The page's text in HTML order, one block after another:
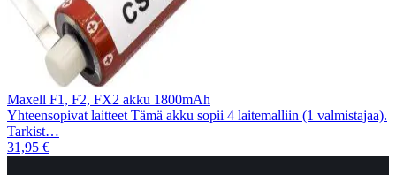
Maxell F1, F2, FX2 akku 1800mAh
Yhteensopivat laitteet Tämä akku sopii 4 laitemalliin (1 valmistajaa).
Tarkist…
31,95 €